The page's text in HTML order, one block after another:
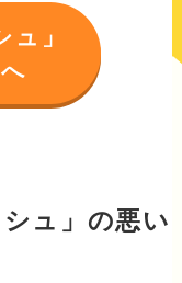
ュ」
ュ」の悪い